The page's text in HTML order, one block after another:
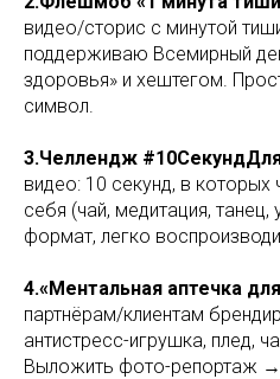
видео/сторис с минутой
поддерживаю Всемирный
здоровья» и хештегом.
символ.
3.Челлендж
видео: 10 секунд, в которых
себя (чай, медитация,
формат, легко
4.«Ментальная аптечка
партнёрам/клиентам
антистресс-игрушка, плед,
Выложить фото-репортаж